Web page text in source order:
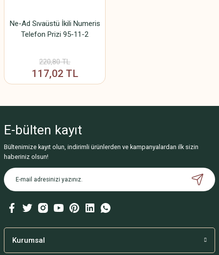
Ne-Ad Sıvaüstü İkili Numeris
Telefon Prizi 95-11-2
220,80 TL
117,02 TL
E-bülten kayıt
Bültenimize kayıt olun, indirimli ürünlerden ve kampanyalardan ilk sizin
haberiniz olsun!
Kurumsal